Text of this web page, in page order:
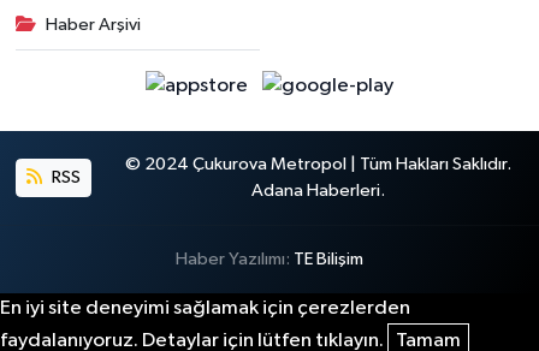
Haber Arşivi
RSS
© 2024 Çukurova Metropol | Tüm Hakları Saklıdır.
Adana Haberleri.
Haber Yazılımı: TE Bilişim
En iyi site deneyimi sağlamak için çerezlerden
faydalanıyoruz. Detaylar için lütfen tıklayın.
Tamam